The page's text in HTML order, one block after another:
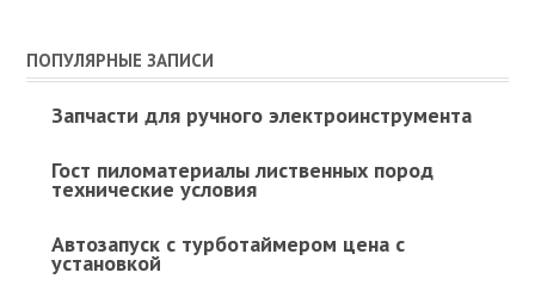
ПОПУЛЯРНЫЕ ЗАПИСИ
Запчасти для ручного электроинструмента
Гост пиломатериалы лиственных пород
технические условия
Автозапуск с турботаймером цена с
установкой